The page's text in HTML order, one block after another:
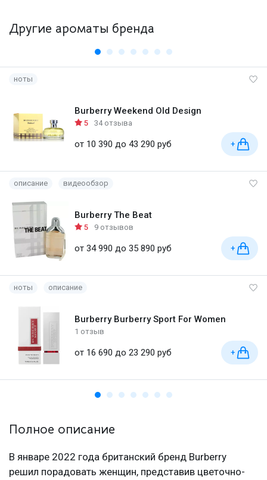
Другие ароматы бренда
ноты
Burberry Weekend Old Design
5 34 отзыва
от 10 390 до 43 290 руб +
описание видеообзор
Burberry The Beat
5 9 отзывов
от 34 990 до 35 890 руб +
ноты описание
Burberry Burberry Sport For Women
1 отзыв
от 16 690 до 23 290 руб +
Полное описание
В январе 2022 года британский бренд Burberry
решил порадовать женщин, представив цветочно-